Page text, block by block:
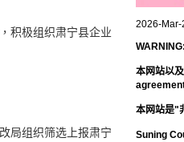
积极组织肃宁县企业
局组织筛选上报肃宁
2026-
WARNING:
本网站以
本网站是"
Suning